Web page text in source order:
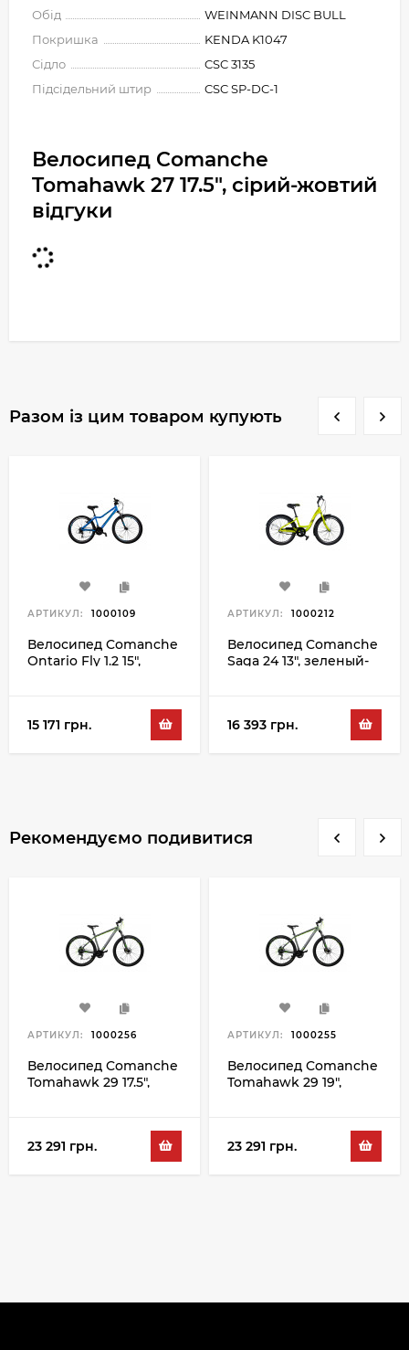
Обід
WEINMANN DISC BULL
Покришка
KENDA K1047
Сідло
CSC 3135
Підсідельний штир
CSC SP-DC-1
Велосипед Comanche
Tomahawk 27 17.5", сірий-жовтий
відгуки
Разом із цим товаром купують
АРТИКУЛ: 1000109
Велосипед Comanche
Ontario Fly 1.2 15",
15 171 грн.
АРТИКУЛ: 1000212
Велосипед Comanche
Saga 24 13", зеленый-
16 393 грн.
Рекомендуємо подивитися
АРТИКУЛ: 1000256
Велосипед Comanche
Tomahawk 29 17.5",
23 291 грн.
АРТИКУЛ: 1000255
Велосипед Comanche
Tomahawk 29 19",
23 291 грн.